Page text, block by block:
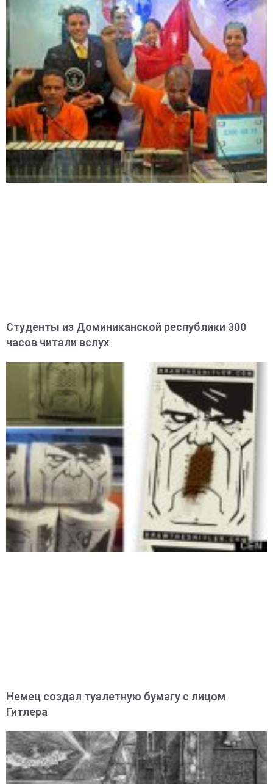
Студенты из Доминиканской республики 300
часов читали вслух
Немец создал туалетную бумагу с лицом
Гитлера